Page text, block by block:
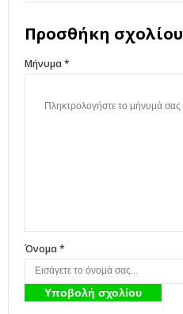
Προσθήκη σχολίου
Μήνυμα *
Όνομα *